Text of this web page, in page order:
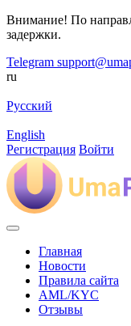
Внимание! По
задержки.
Telegram
ru
Русский
English
Регистрация Войти
Главная
Новости
Правила сайта
AML/KYC
Отзывы